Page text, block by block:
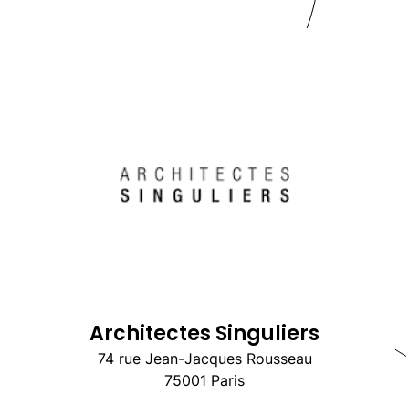
Contact
Architectes Singuliers
74 rue Jean-Jacques Rousseau
75001 Paris